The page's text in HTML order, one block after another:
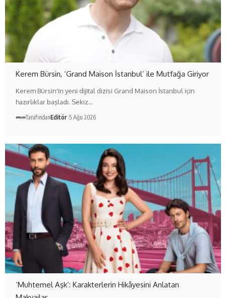
Kerem Bürsin, ‘Grand Maison İstanbul’ ile Mutfağa Giriyor
Kerem Bürsin'in yeni dijital dizisi Grand Maison İstanbul için
hazırlıklar başladı. Sekiz…
TarafındanEditör 5 Ağu 2026
‘Muhtemel Aşk’: Karakterlerin Hikâyesini Anlatan